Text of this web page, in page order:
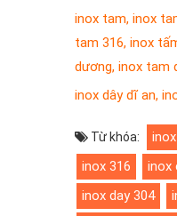
inox tam, inox
tam 316, inox
dương, inox tam
inox dây dĩ an,
Từ khóa: inox
inox 316
inox
inox day 304